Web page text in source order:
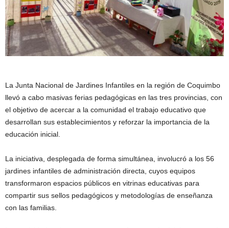
La Junta Nacional de Jardines Infantiles en la región de Coquimbo
llevó a cabo masivas ferias pedagógicas en las tres provincias, con
el objetivo de acercar a la comunidad el trabajo educativo que
desarrollan sus establecimientos y reforzar la importancia de la
educación inicial.
La iniciativa, desplegada de forma simultánea, involucró a los 56
jardines infantiles de administración directa, cuyos equipos
transformaron espacios públicos en vitrinas educativas para
compartir sus sellos pedagógicos y metodologías de enseñanza
con las familias.